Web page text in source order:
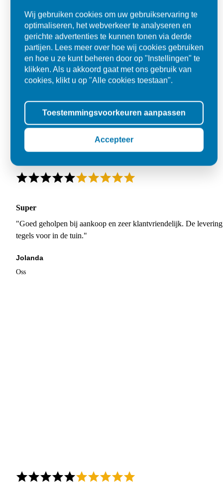
Super
"Goed geholpen bij aankoop en zeer klantvriendelijk. De
tegels voor in de tuin."
Jolanda
Oss
Wij gebruiken cookies om uw gebruikservaring te
optimaliseren, het webverkeer te analyseren en
gerichte advertenties te kunnen tonen via derde
partijen. Lees meer over hoe wij cookies gebruiken
en hoe u ze kunt beheren door op "Instellingen" te
klikken. Als u akkoord gaat met ons gebruik van
cookies, klikt u op "Alle cookies toestaan".
Toestemmingsvoorkeuren aanpassen
Accepteer